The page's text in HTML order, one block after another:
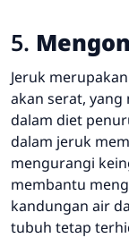
5.
Jeruk
akan serat,
dalam diet
dalam jeruk
mengurangi
membantu
kandungan air
tubuh tetap